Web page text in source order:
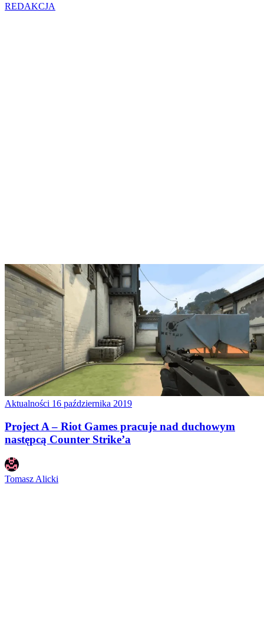
REDAKCJA
Aktualności 16 października 2019
Project A – Riot Games pracuje nad duchowym
następcą Counter Strike’a
Tomasz Alicki